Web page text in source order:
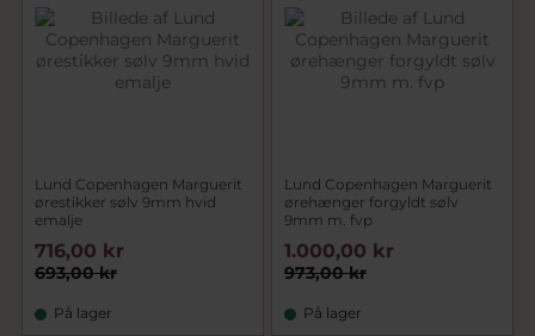
Lund Copenhagen Marguerit
ørestikker sølv 9mm hvid
emalje
693,00 kr
716,00 kr
På lager
Lund Copenhagen Marguerit
ørehænger forgyldt sølv
9mm m. fvp
973,00 kr
1.000,00 kr
På lager